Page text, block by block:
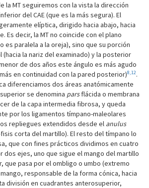
la MT seguiremos con la vista la dirección
del CAE (que es la más segura). El
elíptica, dirigido hacia abajo, hacia
Es decir, la MT no coincide con el plano
es paralela a la oreja), sino que su porción
la nariz del examinado) y la posterior
de dos años este ángulo es más agudo
en continuidad con la pared posterior)8,12.
diferenciamos dos áreas anatómicamente
superior se denomina parsflácida o membrana
de la capa intermedia fibrosa, y queda
por los ligamentos tímpano-maleolares
repliegues extendidos desde el anulus
corta del martillo). El resto del tímpano lo
que con fines prácticos dividimos en cuatro
ejes, uno que sigue el mango del martillo
que pasa por el ombligo o umbo (extremo
responsable de la forma cónica, hacia
división en cuadrantes anterosuperior,